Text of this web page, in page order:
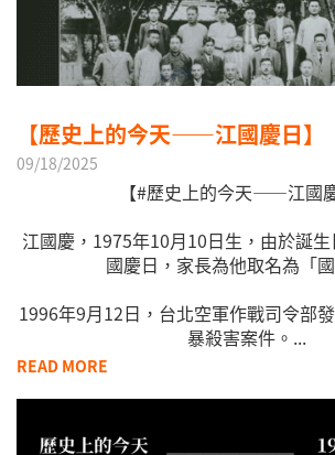
【歷史上的今天——江國慶日】
09/18/2025
【#歷史上的今天——江國
江國慶，1975年10月10日生，由於誕
國慶日，家長為他取名為「
1996年9月12日，台北空軍作戰司令部
暴殺害案件。...
READ MORE